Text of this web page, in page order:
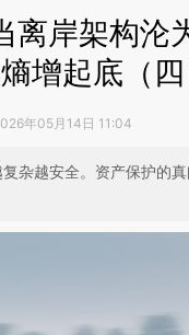
离岸架构沦
增起底（四
年05月14日 11:04
杂越安全。资产保护的